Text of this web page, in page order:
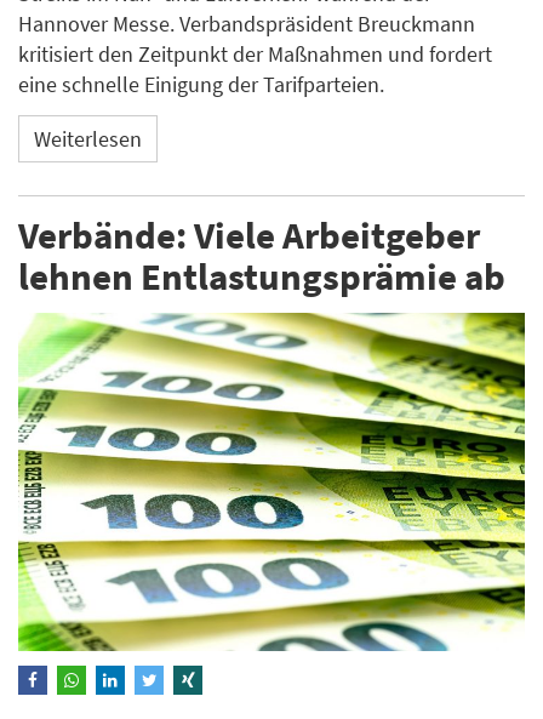
Hannover Messe. Verbandspräsident Breuckmann
kritisiert den Zeitpunkt der Maßnahmen und fordert
eine schnelle Einigung der Tarifparteien.
Weiterlesen
Verbände: Viele Arbeitgeber
lehnen Entlastungsprämie ab